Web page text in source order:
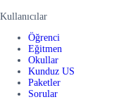
Kullanıcılar
Öğrenci
Eğitmen
Okullar
Kunduz US
Paketler
Sorular